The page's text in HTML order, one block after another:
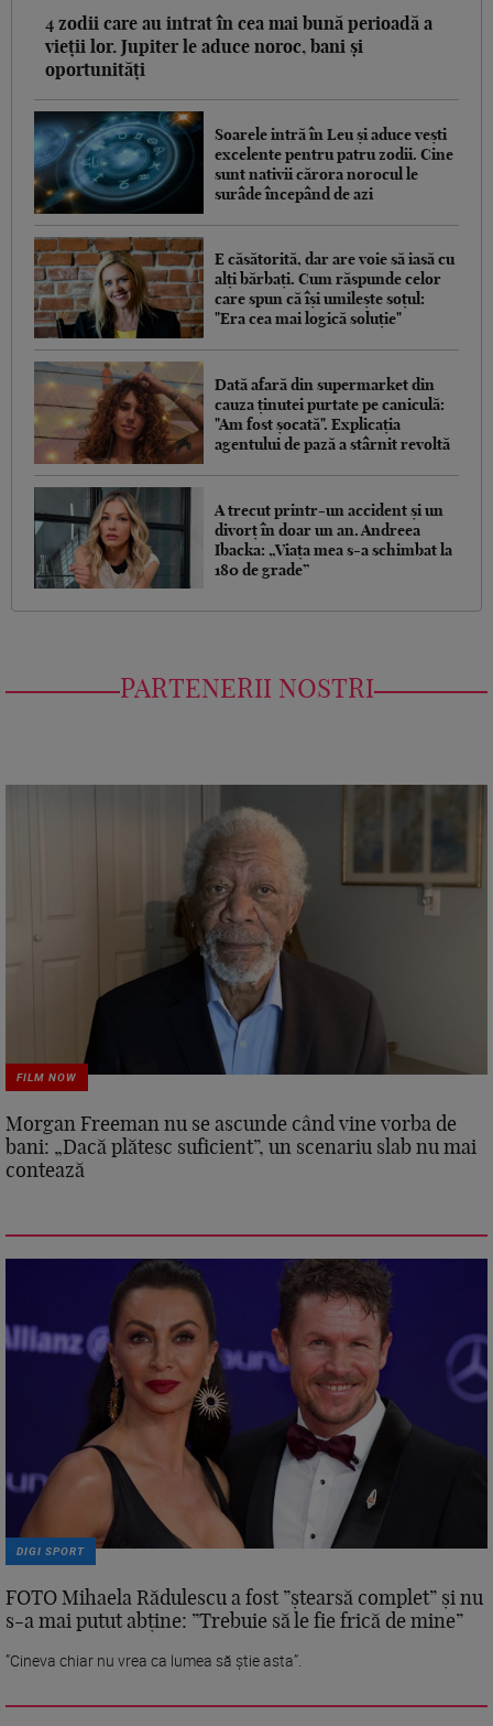
4 zodii care au intrat în cea mai bună perioadă a
vieții lor. Jupiter le aduce noroc, bani și
oportunități
Soarele intră în Leu și aduce vești
excelente pentru patru zodii. Cine
sunt nativii cărora norocul le
surâde începând de azi
E căsătorită, dar are voie să iasă cu
alți bărbați. Cum răspunde celor
care spun că își umilește soțul:
"Era cea mai logică soluție"
Dată afară din supermarket din
cauza ținutei purtate pe caniculă:
"Am fost șocată". Explicația
agentului de pază a stârnit revoltă
A trecut printr-un accident și un
divorț în doar un an. Andreea
Ibacka: „Viața mea s-a schimbat la
180 de grade”
PARTENERII NOSTRI
FILM NOW
Morgan Freeman nu se ascunde când vine vorba de
bani: „Dacă plătesc suficient”, un scenariu slab nu mai
contează
DIGI SPORT
FOTO Mihaela Rădulescu a fost ”ștearsă complet” și nu
s-a mai putut abține: ”Trebuie să le fie frică de mine”
”Cineva chiar nu vrea ca lumea să știe asta”.